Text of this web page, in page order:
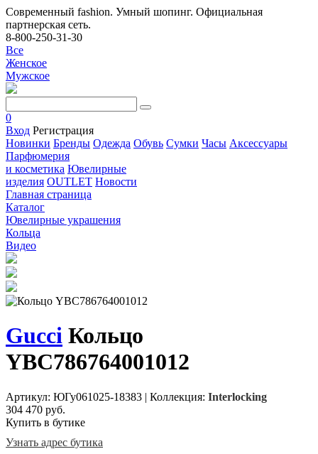
Современный fashion. Умный шопинг. Официальная
партнерская сеть.
8-800-250-31-30
Все
Женское
Мужское
0
Вход Регистрация
Новинки Бренды Одежда Обувь Сумки Часы Аксессуары
Парфюмерия
и косметика Ювелирные
изделия OUTLET Новости
Главная страница
Каталог
Ювелирные украшения
Кольца
Видео
Gucci Кольцо
YBC786764001012
Артикул: ЮГу061025-18383 | Коллекция: Interlocking
304 470 руб.
Купить в бутике
Узнать адрес бутика